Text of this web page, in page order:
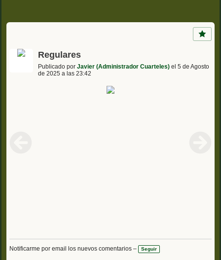
Regulares
Publicado por Javier (Administrador Cuarteles) el 5 de Agosto
de 2025 a las 23:42
Notificarme por email los nuevos comentarios – Seguir